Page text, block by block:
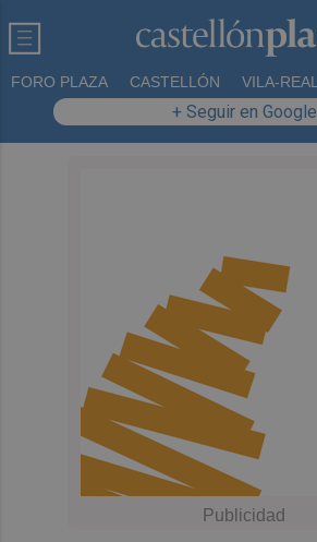
FORO PLAZA CASTELLÓN VILA-REAL
+ Seguir en Google